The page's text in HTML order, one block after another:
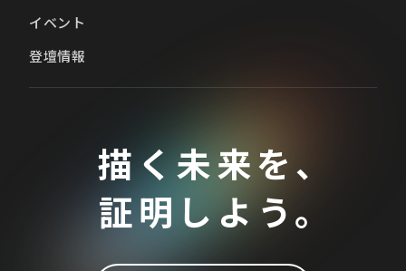
イベント
登壇情報
描く未来を、
証明しよう。